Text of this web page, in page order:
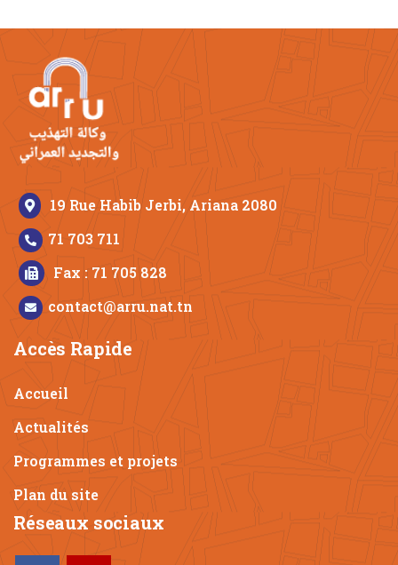
19 Rue Habib Jerbi, Ariana 2080
71 703 711
Fax : 71 705 828
contact@arru.nat.tn
Accès Rapide
Accueil
Actualités
Programmes et projets
Plan du site
Réseaux sociaux